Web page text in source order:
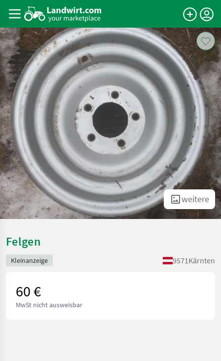
weitere
Felgen
Kleinanzeige 9571Kärnten
60 €
MwSt nicht ausweisbar